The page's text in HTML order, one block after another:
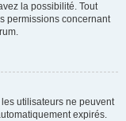
la possibilité. Tout
permissions concernant
utilisateurs ne peuvent
expirés.